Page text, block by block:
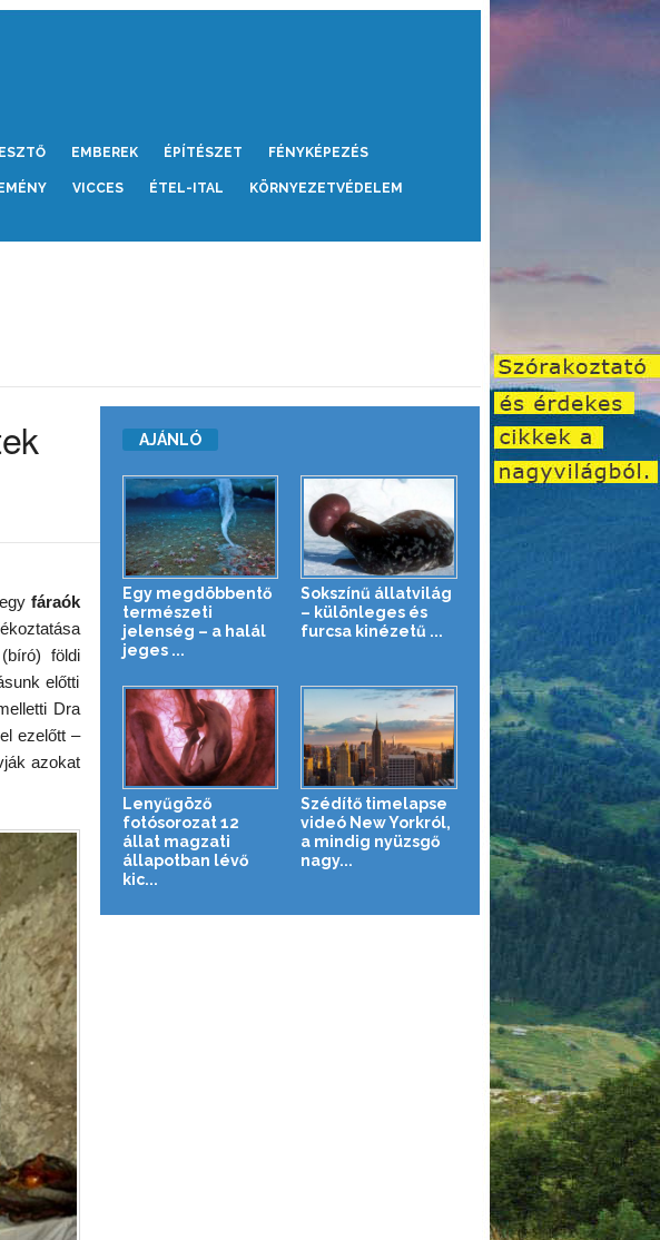
EMBEREK ÉPÍTÉSZET FÉNYKÉPEZÉS
VICCES ÉTEL-ITAL KÖRNYEZETVÉDELEM
fáraók
földi
előtti
Dra
ezelőtt –
azokat
AJÁNLÓ
Egy megdöbbentő
természeti
jelenség – a halál
jeges ...
Sokszínű állatvilág
– különleges és
furcsa kinézetű ...
Lenyűgöző
fotósorozat 12
állat magzati
állapotban lévő
kic...
Szédítő timelapse
videó New Yorkról,
a mindig nyüzsgő
nagy...